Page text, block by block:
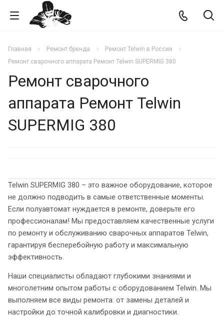
Главная Ремонт бренда
Ремонт Telwin в России
Ремонт сварочного аппарата Ремонт Telwin SUPERMIG 380
Ремонт сварочного
аппарата Ремонт Telwin
SUPERMIG 380
Telwin SUPERMIG 380 – это важное оборудование, которое
не должно подводить в самые ответственные моменты.
Если полуавтомат нуждается в ремонте, доверьте его
профессионалам! Мы предоставляем качественные услуги
по ремонту и обслуживанию сварочных аппаратов Telwin,
гарантируя бесперебойную работу и максимальную
эффективность.
Наши специалисты обладают глубокими знаниями и
многолетним опытом работы с оборудованием Telwin. Мы
выполняем все виды ремонта: от замены деталей и
настройки до точной калибровки и диагностики.